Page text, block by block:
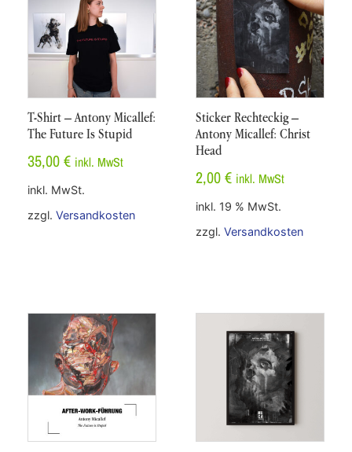
T-Shirt – Antony Micallef:
The Future Is Stupid
35,00€ inkl. MwSt
inkl. MwSt.
zzgl. Versandkosten
Sticker Rechteckig –
Antony Micallef: Christ
Head
2,00€ inkl. MwSt
inkl. 19 % MwSt.
zzgl. Versandkosten